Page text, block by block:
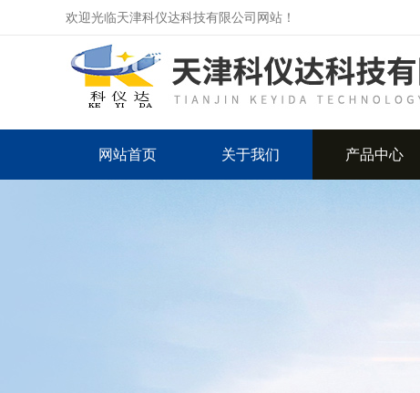
欢迎光临天津科仪达科技有限公司网站！
网站首页 关于我们 产品中心